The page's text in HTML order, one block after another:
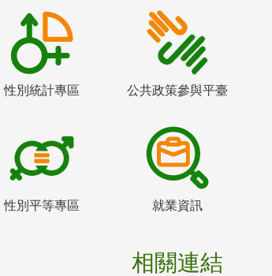
性別統計專區 公共政策參與平臺
性別平等專區 就業資訊
相關連結